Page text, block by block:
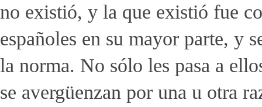
no existió, y la que existió fue
españoles en su mayor parte, y
la norma. No sólo les pasa a
se avergüenzan por una u otra